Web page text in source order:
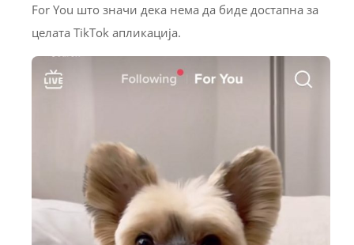
For You што значи дека нема да биде достапна за
целата TikTok апликација.